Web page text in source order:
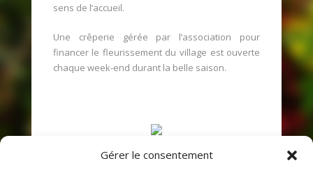
Gérer le consentement
sens de l’accueil.
Une crêperie gérée par l’association pour
financer le fleurissement du village est ouverte
chaque week-end durant la belle saison.